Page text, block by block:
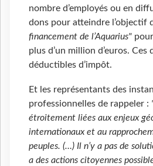
nombre d’employés ou en
dons pour atteindre l’objectif
financement de l’Aquarius"
plus d’un million d’euros. Ces
déductibles d’impôt.
Et les représentants des
professionnelles de rappeler :
étroitement liées aux enjeux
internationaux et au
peuples. (…) Il n’y a pas de
a des actions citoyennes